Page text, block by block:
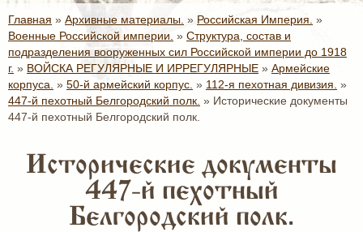
Главная » Архивные материалы. » Российская Империя. »
Военные Российской империи. » Структура, состав и
подразделения вооруженных сил Российской империи до 1918
г. » ВОЙСКА РЕГУЛЯРНЫЕ И ИРРЕГУЛЯРНЫЕ » Армейские
корпуса. » 50-й армейский корпус. » 112-я пехотная дивизия. »
447-й пехотный Белгородский полк. » Исторические документы
447-й пехотный Белгородский полк.
Исторические документы
447-й пехотный
Белгородский полк.